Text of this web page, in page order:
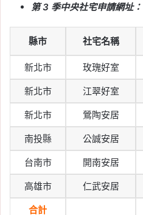
第 3 季中央社宅申請網址
縣市 社宅名稱
新北市 玫瑰好室
新北市 江翠好室
新北市 鶯陶安居
南投縣 公誠安居
台南市 開南安居
高雄市 仁武安居
合計